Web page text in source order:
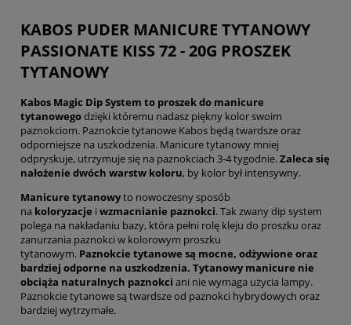
KABOS PUDER MANICURE TYTANOWY
PASSIONATE KISS 72 - 20G PROSZEK
TYTANOWY
Kabos Magic Dip System to proszek do manicure
tytanowegodzięki któremu nadasz piękny kolor swoim
paznokciom. Paznokcie tytanowe Kabos będą twardsze oraz
odporniejsze na uszkodzenia. Manicure tytanowy mniej
odpryskuje, utrzymuje się na paznokciach 3-4 tygodnie.Zaleca się
nałożenie dwóch warstw koloru, by kolor był intensywny.
Manicure tytanowyto nowoczesny sposób
na koloryzacje i wzmacnianie paznokci. Tak zwany dip system
polega na nakładaniu bazy, która pełni rolę kleju do proszku oraz
zanurzania paznokci w kolorowym proszku
tytanowym. Paznokcie tytanowe są mocne, odżywione oraz
bardziej odporne na uszkodzenia. Tytanowy manicure nie
obciąża naturalnych paznokci ani nie wymaga użycia lampy.
Paznokcie tytanowe są twardsze od paznokci hybrydowych oraz
bardziej wytrzymałe.